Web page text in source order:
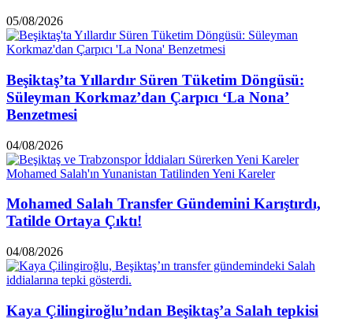
05/08/2026
Beşiktaş’ta Yıllardır Süren Tüketim Döngüsü:
Süleyman Korkmaz’dan Çarpıcı ‘La Nona’
Benzetmesi
04/08/2026
Mohamed Salah Transfer Gündemini Karıştırdı,
Tatilde Ortaya Çıktı!
04/08/2026
Kaya Çilingiroğlu’ndan Beşiktaş’a Salah tepkisi